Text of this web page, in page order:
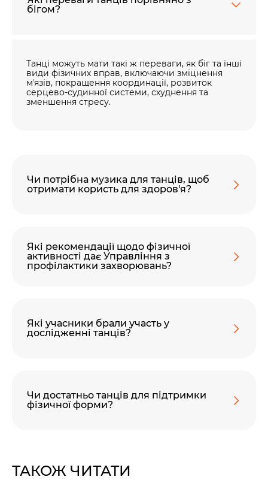
бігом?
Танці можуть мати такі ж переваги, як біг та інші
види фізичних вправ, включаючи зміцнення
мʼязів, покращення координації, розвиток
серцево-судинної системи, схуднення та
зменшення стресу.
Чи потрібна музика для танців, щоб
отримати користь для здоров'я?
Які рекомендації щодо фізичної
активності дає Управління з
профілактики захворювань?
Які учасники брали участь у
дослідженні танців?
Чи достатньо танців для підтримки
фізичної форми?
ТАКОЖ ЧИТАТИ
60 секунд пам’яті
хв сек
Наше право на життя, свободу та
творчість вибороли ті, хто свої життя —